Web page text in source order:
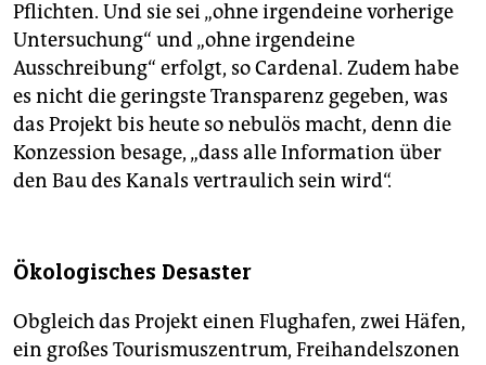
Pflichten. Und sie sei „ohne irgendeine vorherige
Untersuchung“ und „ohne irgendeine
Ausschreibung“ erfolgt, so Cardenal. Zudem habe
es nicht die geringste Transparenz gegeben, was
das Projekt bis heute so nebulös macht, denn die
Konzession besage, „dass alle Information über
den Bau des Kanals vertraulich sein wird“.
Ökologisches Desaster
Obgleich das Projekt einen Flughafen, zwei Häfen,
ein großes Tourismuszentrum, Freihandelszonen